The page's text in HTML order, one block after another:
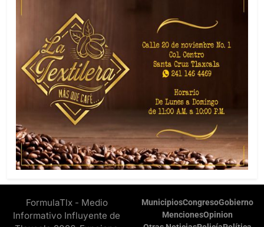
FormulaTlx - Medio
Informativo Influyente de
MunicipiosCongresoGobierno
MencionesOpinion